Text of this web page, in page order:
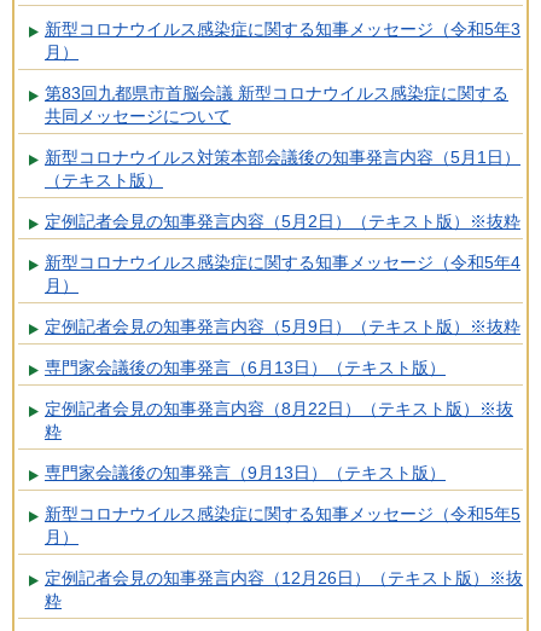
新型コロナウイルス感染症に関する知事メッセージ（令和5年3
月）
第83回九都県市首脳会議 新型コロナウイルス感染症に関する
共同メッセージについて
新型コロナウイルス対策本部会議後の知事発言内容（5月1日）
（テキスト版）
定例記者会見の知事発言内容（5月2日）（テキスト版）※抜粋
新型コロナウイルス感染症に関する知事メッセージ（令和5年4
月）
定例記者会見の知事発言内容（5月9日）（テキスト版）※抜粋
専門家会議後の知事発言（6月13日）（テキスト版）
定例記者会見の知事発言内容（8月22日）（テキスト版）※抜
粋
専門家会議後の知事発言（9月13日）（テキスト版）
新型コロナウイルス感染症に関する知事メッセージ（令和5年5
月）
定例記者会見の知事発言内容（12月26日）（テキスト版）※抜
粋